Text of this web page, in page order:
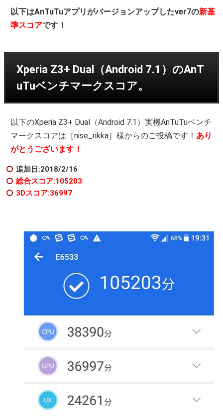
以下はAnTuTuアプリがバージョンアップしたver7の新基
準スコアです！
Xperia Z3+ Dual（Android 7.1）のAnT
uTuベンチマークスコア。
以下のXperia Z3+ Dual（Android 7.1）実機AnTuTuベンチ
マークスコアは［nise_rikka］様からのご投稿です！ あり
がとうございます！
追加日:2018/2/16
総合スコア:105203
3Dスコア:36997